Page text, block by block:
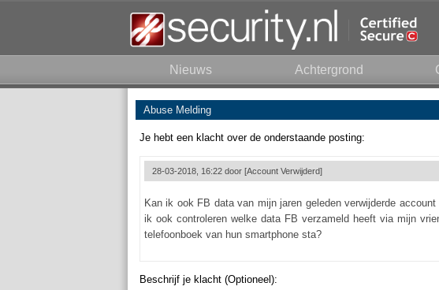
Nieuws Achtergrond
Abuse Melding
Je hebt een klacht over de onderstaande posting:
28-03-2018, 16:22 door [Account Verwijderd]
Kan ik ook FB data van mijn jaren geleden verwijderde
ik ook controleren welke data FB verzameld heeft via mijn
telefoonboek van hun smartphone sta?
Beschrijf je klacht (Optioneel):